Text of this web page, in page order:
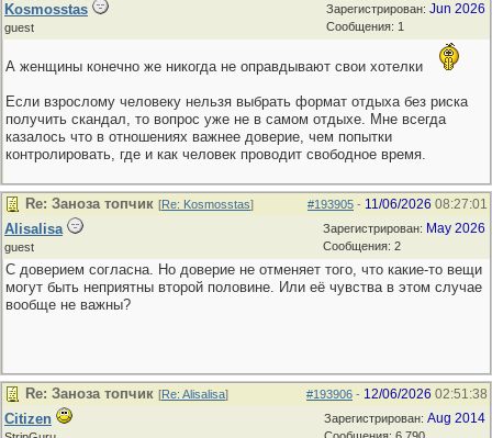
Зарегистрирован: Jun 2026
Сообщения: 1
Kosmosstas
guest
А женщины конечно же никогда не оправдывают свои хотелки
Если взрослому человеку нельзя выбрать формат отдыха без риска
получить скандал, то вопрос уже не в самом отдыхе. Мне всегда
казалось что в отношениях важнее доверие, чем попытки
контролировать, где и как человек проводит свободное время.
#193905 - 11/06/2026 08:27:01
Re: Заноза топчик [Re: Kosmosstas]
Зарегистрирован: May 2026
Сообщения: 2
Alisalisa
guest
С доверием согласна. Но доверие не отменяет того, что какие-то вещи
могут быть неприятны второй половине. Или её чувства в этом случае
вообще не важны?
#193906 - 12/06/2026 02:51:38
Re: Заноза топчик [Re: Alisalisa]
Зарегистрирован: Aug 2014
Citizen